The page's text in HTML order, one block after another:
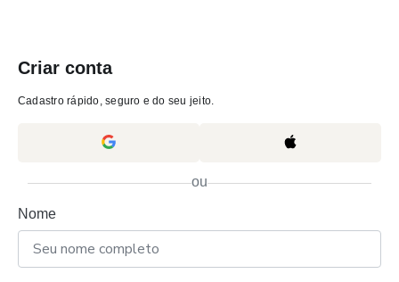
Criar conta
Cadastro rápido, seguro e do seu jeito.
ou
Nome